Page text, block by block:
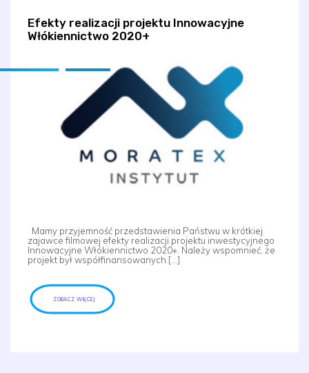
Efekty realizacji projektu Innowacyjne
Włókiennictwo 2020+
Mamy przyjemność przedstawienia Państwu w krótkiej
zajawce filmowej efekty realizacji projektu inwestycyjnego
Innowacyjne Włókiennictwo 2020+. Należy wspomnieć, że
projekt był współfinansowanych […]
ZOBACZ WIĘCEJ